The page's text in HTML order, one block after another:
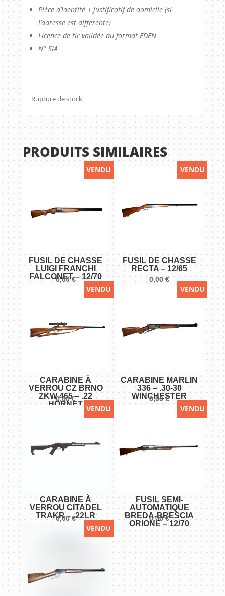
Pièce d’identité + justificatif de domicile (si
l’adresse est différente)
Licence de tir validée au format EDEN
N° SIA
Rupture de stock
PRODUITS SIMILAIRES
VENDU
FUSIL DE CHASSE
LUIGI FRANCHI
FALCONET – 12/70
0,00€
VENDU
FUSIL DE CHASSE
RECTA – 12/65
0,00€
VENDU
CARABINE À
VERROU CZ BRNO
ZKW 465 – .22
HORNET
0,00€
VENDU
CARABINE MARLIN
336 – .30-30
WINCHESTER
0,00€
VENDU
CARABINE À
VERROU CITADEL
TRAKR – .22LR
0,00€
VENDU
FUSIL SEMI-
AUTOMATIQUE
BREDA-BRESCIA
ORIONE – 12/70
0,00€
VENDU